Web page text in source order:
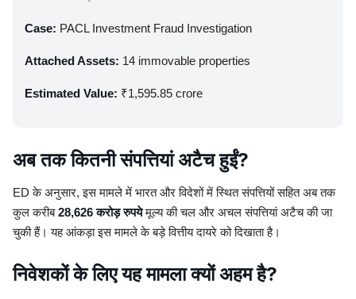
Case: PACL Investment Fraud Investigation
Attached Assets: 14 immovable properties
Estimated Value: ₹1,595.85 crore
अब तक कितनी संपत्तियां अटैच हुईं?
ED के अनुसार, इस मामले में भारत और विदेशों में स्थित संपत्तियों सहित अब तक
कुल करीब28,626 करोड़ रुपयेमूल्य की चल और अचल संपत्तियां अटैच की जा
चुकी हैं। यह आंकड़ा इस मामले के बड़े वित्तीय दायरे को दिखाता है।
निवेशकों के लिए यह मामला क्यों अहम है?